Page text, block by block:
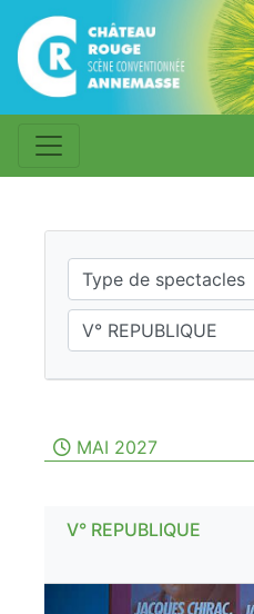
MAI 2027
V° REPUBLIQUE